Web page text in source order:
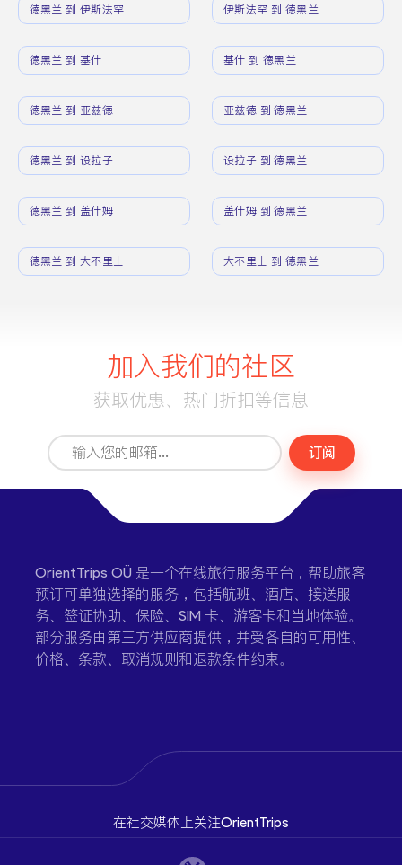
德黑兰 到 伊斯法罕 伊斯法罕 到 德黑兰
德黑兰 到 基什 基什 到 德黑兰
德黑兰 到 亚兹德 亚兹德 到 德黑兰
德黑兰 到 设拉子 设拉子 到 德黑兰
德黑兰 到 盖什姆 盖什姆 到 德黑兰
德黑兰 到 大不里士 大不里士 到 德黑兰
加入我们的社区
获取优惠、热门折扣等信息
订阅
OrientTrips OÜ 是一个在线旅行服务平台，帮助旅客
预订可单独选择的服务，包括航班、酒店、接送服
务、签证协助、保险、SIM 卡、游客卡和当地体验。
部分服务由第三方供应商提供，并受各自的可用性、
价格、条款、取消规则和退款条件约束。
在社交媒体上关注OrientTrips